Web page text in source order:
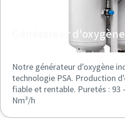
Générateur d'oxygène
Notre générateur d'oxygène
technologie PSA. Production
fiable et rentable. Puretés : 93
Nm³/h